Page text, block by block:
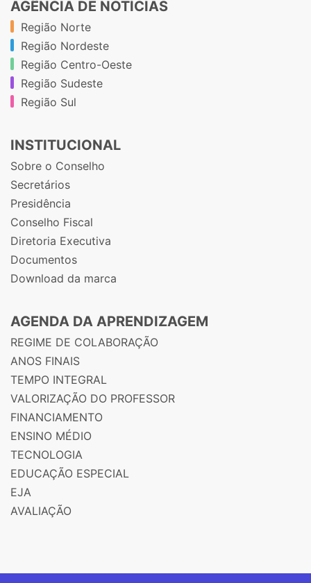
AGÊNCIA DE NOTÍCIAS
Região Norte
Região Nordeste
Região Centro-Oeste
Região Sudeste
Região Sul
INSTITUCIONAL
Sobre o Conselho
Secretários
Presidência
Conselho Fiscal
Diretoria Executiva
Documentos
Download da marca
AGENDA DA APRENDIZAGEM
REGIME DE COLABORAÇÃO
ANOS FINAIS
TEMPO INTEGRAL
VALORIZAÇÃO DO PROFESSOR
FINANCIAMENTO
ENSINO MÉDIO
TECNOLOGIA
EDUCAÇÃO ESPECIAL
EJA
AVALIAÇÃO